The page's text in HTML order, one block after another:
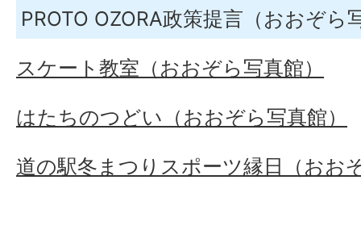
PROTO OZORA政策提言（おおぞら
スケート教室（おおぞら写真館）
はたちのつどい（おおぞら写真館）
道の駅冬まつりスポーツ縁日（おお